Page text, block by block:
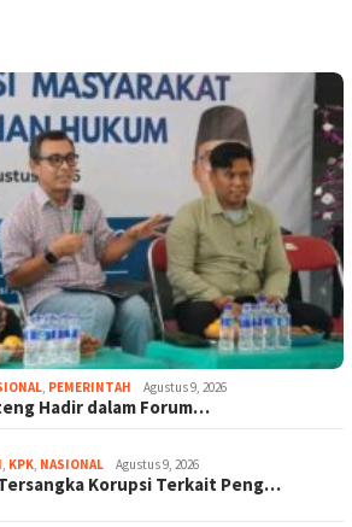
, PEMERINTAH Agustus 9, 2026
Hadir dalam Forum…
, KPK, NASIONAL Agustus 9, 2026
Korupsi Terkait Peng…